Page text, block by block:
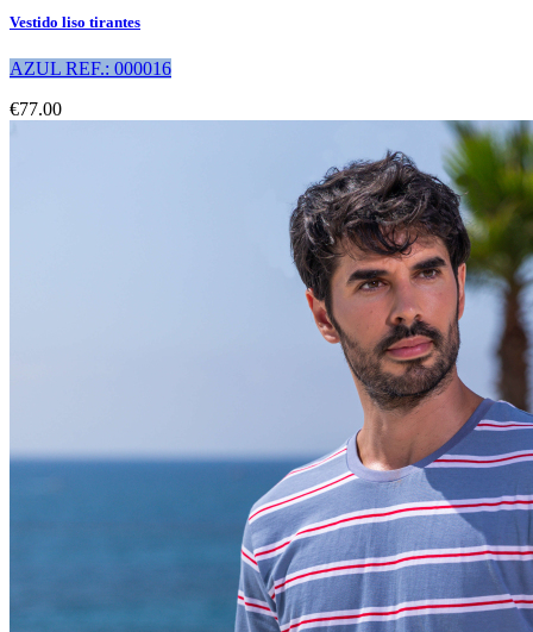
Vestido liso tirantes
AZUL REF.: 000016
€77.00